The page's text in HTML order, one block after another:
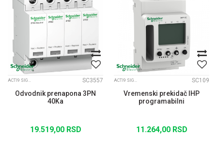
ACTI9 SIGNALIZACIJA SC3557
Odvodnik prenapona 3PN
40Ka
19.519,00 RSD
ACTI9 SIGNALIZACIJA SC109
Vremenski prekidač IHP
programabilni
11.264,00 RSD